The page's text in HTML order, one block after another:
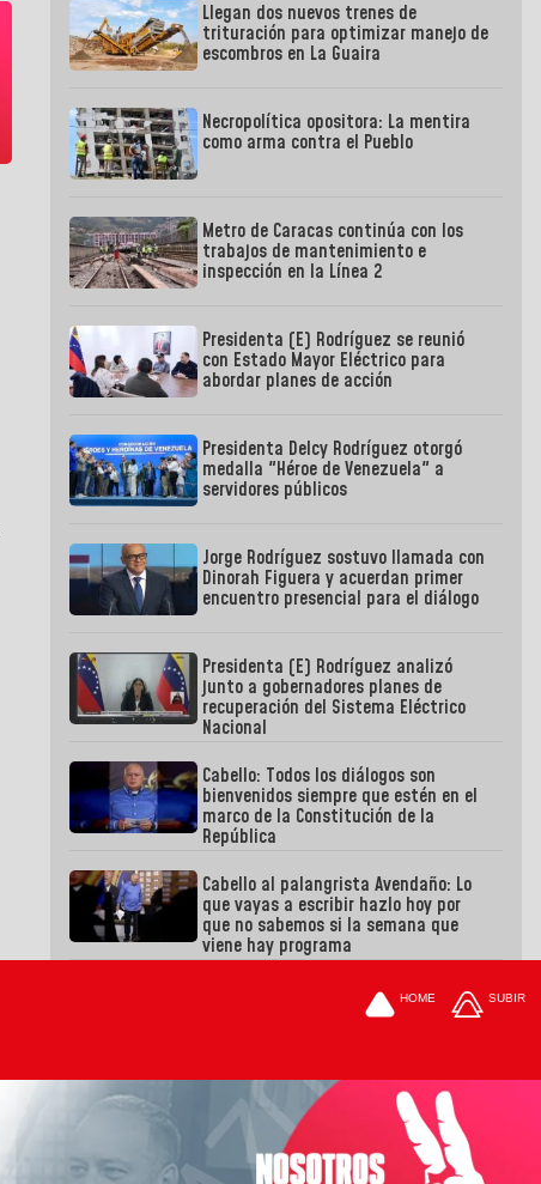
Llegan dos nuevos trenes de
trituración para optimizar manejo de
escombros en La Guaira
Necropolítica opositora: La mentira
como arma contra el Pueblo
Metro de Caracas continúa con los
trabajos de mantenimiento e
inspección en la Línea 2
Presidenta (E) Rodríguez se reunió
con Estado Mayor Eléctrico para
abordar planes de acción
Presidenta Delcy Rodríguez otorgó
medalla "Héroe de Venezuela" a
servidores públicos
Jorge Rodríguez sostuvo llamada con
Dinorah Figuera y acuerdan primer
encuentro presencial para el diálogo
Presidenta (E) Rodríguez analizó
junto a gobernadores planes de
recuperación del Sistema Eléctrico
Nacional
Cabello: Todos los diálogos son
bienvenidos siempre que estén en el
marco de la Constitución de la
República
Cabello al palangrista Avendaño: Lo
que vayas a escribir hazlo hoy por
que no sabemos si la semana que
viene hay programa
HOME SUBIR